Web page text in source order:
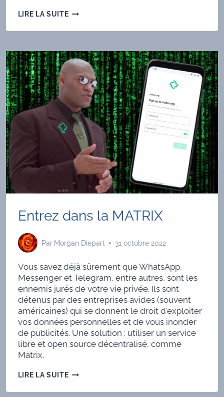
LIRE LA SUITEEZNEC
EASY
Entrez dans la MATRIX
Par Morgan Diepart 31 octobre 2022
Vous savez déjà sûrement que WhatsApp,
Messenger et Telegram, entre autres, sont les
ennemis jurés de votre vie privée. Ils sont
détenus par des entreprises avides (souvent
américaines) qui se donnent le droit d'exploiter
vos données personnelles et de vous inonder
de publicités. Une solution : utiliser un service
libre et open source décentralisé, comme
Matrix.
LIRE LA SUITEENTREZ
LA